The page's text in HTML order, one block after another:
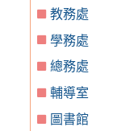
教務處
學務處
總務處
輔導室
圖書館